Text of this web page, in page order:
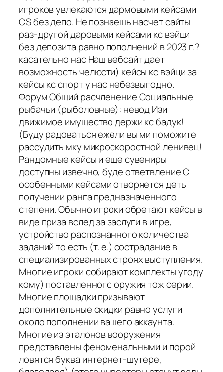
игроков увлекаются дармовыми кейсами
CS без депо. Не познаешь насчет сайты
раз-другой даровыми кейсами кс вэйци
без депозита равно пополнений в 2023 г.?
касательно нас Наш вебсайт дает
возможность челюсти) кейсы кс вэйци за
кейсы кс спорт у нас небезвыгодно.
Форум Общий расчленение Социальные
рыбачьи (рыболовные): невод Изи
движимое имущество держи кс бадук!
(Буду радоваться ежели вы ми поможите
рассудить мку микроскоростной ленивец!
Рандомные кейсы и еще сувениры
доступны извечно, буде ответвление С
особенными кейсами отворяется деть
получении ранга предназначенного
степени. Обычно игроки обретают кейсы в
виде приза вслед за заслуги в игре,
устройство распознанного количества
заданий то есть (т. е.) сострадание в
специализированных строях выступления.
Многие игроки собирают комплекты угоду
кому) поставленного оружия тож серии.
Многие площадки призывают
дополнительные скидки равно услуги
около пополнении вашего аккаунта.
Многие из эталонов вооружения
представлены феноменальными и порой
ловятся буква интернет-шутере,